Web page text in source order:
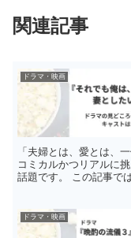
関連記事
ドラマ・映画
「夫婦とは、愛とは、
コミカルかつリアルに
話題です。 この記事で
ドラマ・映画